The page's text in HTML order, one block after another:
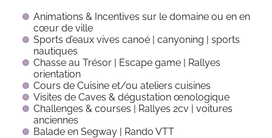
Animations & Incentives sur le domaine ou en en
cœur de ville
Sports d’eaux vives canoé | canyoning | sports
nautiques
Chasse au Trésor | Escape game | Rallyes
orientation
Cours de Cuisine et/ou ateliers cuisines
Visites de Caves & dégustation œnologique
Challenges & courses | Rallyes 2cv | voitures
anciennes
Balade en Segway | Rando VTT